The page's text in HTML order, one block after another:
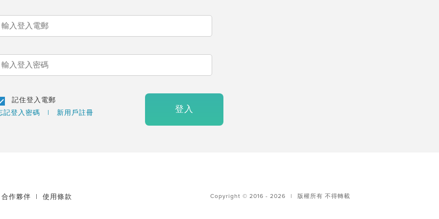
記住登入電郵
記登入密碼
新用戶註冊 登入
合作夥伴 使用條款 Copyright © 2016 - 2026 版權所有 不得轉載